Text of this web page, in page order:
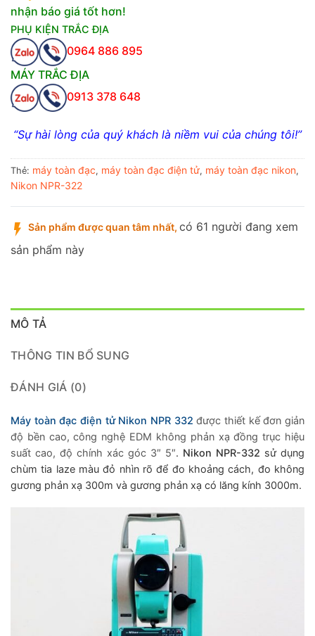
nhận báo giá tốt hơn!
PHỤ KIỆN TRẮC ĐỊA
0964 886 895
MÁY TRẮC ĐỊA
0913 378 648
“Sự hài lòng của quý khách là niềm vui của chúng tôi!”
Thẻ: máy toàn đạc, máy toàn đạc điện tử, máy toàn đạc nikon,
Nikon NPR-322
Sản phẩm được quan tâm nhất, có 61 người đang xem
sản phẩm này
MÔ TẢ
THÔNG TIN BỔ SUNG
ĐÁNH GIÁ (0)
Máy toàn đạc điện tử Nikon NPR 332 được thiết kế đơn giản
độ bền cao, công nghệ EDM không phản xạ đồng trục hiệu
suất cao, độ chính xác góc 3″ 5″. Nikon NPR-332 sử dụng
chùm tia laze màu đỏ nhìn rõ để đo khoảng cách, đo không
gương phản xạ 300m và gương phản xạ có lăng kính 3000m.